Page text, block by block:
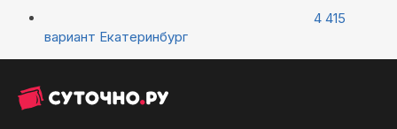
4 415
вариант Екатеринбург